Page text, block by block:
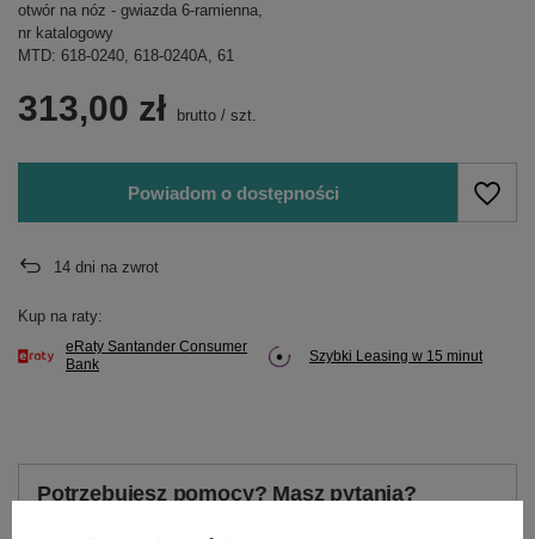
otwór na nóz - gwiazda 6-ramienna,
nr katalogowy
MTD: 618-0240, 618-0240A, 61
313,00 zł brutto / szt.
Powiadom o dostępności
14 dni na zwrot
Kup na raty:
eRaty Santander Consumer
Bank
Szybki Leasing w 15 minut
Potrzebujesz pomocy? Masz pytania?